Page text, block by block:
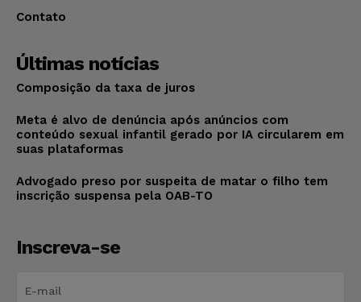
Contato
Últimas notícias
Composição da taxa de juros
Meta é alvo de denúncia após anúncios com
conteúdo sexual infantil gerado por IA circularem em
suas plataformas
Advogado preso por suspeita de matar o filho tem
inscrição suspensa pela OAB-TO
Inscreva-se